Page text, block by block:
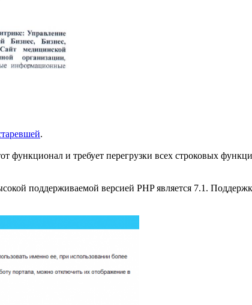
.
функционал и требует перегрузки всех строковых
поддерживаемой версией PHP является 7.1.